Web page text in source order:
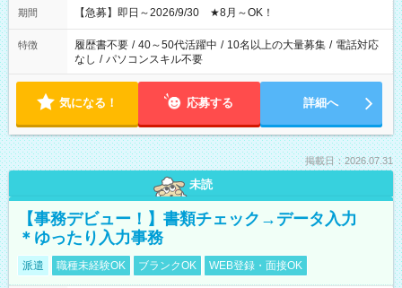
期間 【急募】即日～2026/9/30 ★8月～OK！
特徴 履歴書不要 / 40～50代活躍中 / 10名以上の大量募集 / 電話対応
なし / パソコンスキル不要
気になる！ 応募する 詳細へ
掲載日：2026.07.31
未読
【事務デビュー！】書類チェック→データ入力
＊ゆったり入力事務
派遣 職種未経験OK ブランクOK WEB登録・面接OK